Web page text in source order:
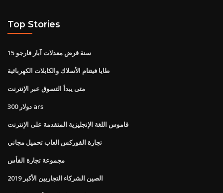
Top Stories
15 سنة قرض معدلات آبار فارجو
طايا فيتنام الأسلاك والكابلات الكهربائية
متى يبدأ التسوق عبر الإنترنت
300 دولار ars
قاموس اللغة الإنجليزية المتقدمة على الإنترنت
تجارة الفوركس العاب تحميل مجاني
مجموعة تجارة الفأس
الصين الشركاء التجاريين الأكبر 2019